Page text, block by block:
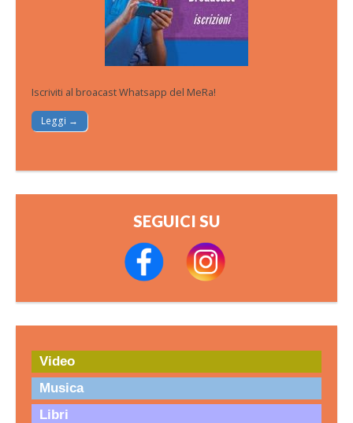
Iscriviti al broacast Whatsapp del MeRa!
Leggi →
SEGUICI SU
Video
Musica
Libri